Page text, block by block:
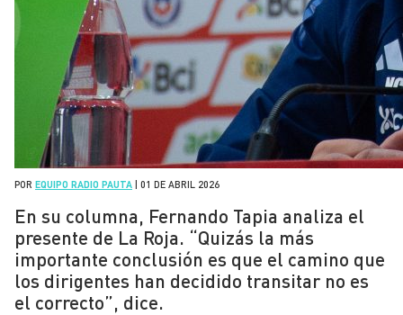
POR EQUIPO RADIO PAUTA 01 DE ABRIL 2026
En su columna, Fernando Tapia analiza el
presente de La Roja. “Quizás la más
importante conclusión es que el camino que
los dirigentes han decidido transitar no es
el correcto”, dice.